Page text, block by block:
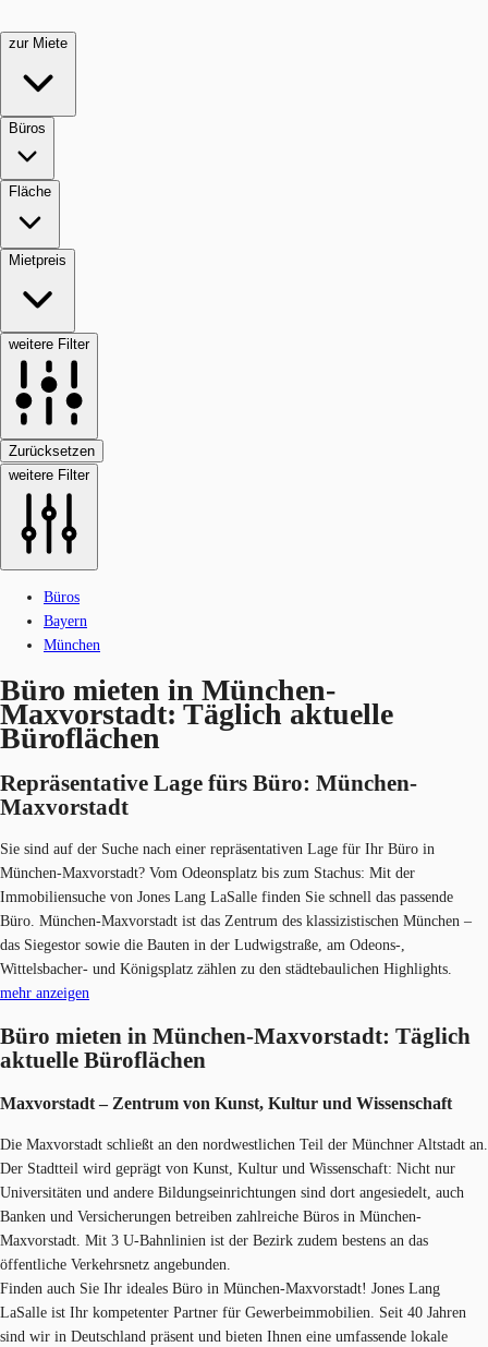
zur Miete
Büros
Fläche
Mietpreis
weitere Filter
Zurücksetzen
weitere Filter
Büros
Bayern
München
Büro mieten in München-
Maxvorstadt: Täglich aktuelle
Büroflächen
Repräsentative Lage fürs Büro: München-
Maxvorstadt
Sie sind auf der Suche nach einer repräsentativen Lage für Ihr Büro in
München-Maxvorstadt? Vom Odeonsplatz bis zum Stachus: Mit der
Immobiliensuche von Jones Lang LaSalle finden Sie schnell das passende
Büro. München-Maxvorstadt ist das Zentrum des klassizistischen München –
das Siegestor sowie die Bauten in der Ludwigstraße, am Odeons-,
Wittelsbacher- und Königsplatz zählen zu den städtebaulichen Highlights.
mehr anzeigen
Büro mieten in München-Maxvorstadt: Täglich
aktuelle Büroflächen
Maxvorstadt – Zentrum von Kunst, Kultur und Wissenschaft
Die Maxvorstadt schließt an den nordwestlichen Teil der Münchner Altstadt an.
Der Stadtteil wird geprägt von Kunst, Kultur und Wissenschaft: Nicht nur
Universitäten und andere Bildungseinrichtungen sind dort angesiedelt, auch
Banken und Versicherungen betreiben zahlreiche Büros in München-
Maxvorstadt. Mit 3 U-Bahnlinien ist der Bezirk zudem bestens an das
öffentliche Verkehrsnetz angebunden.
Finden auch Sie Ihr ideales Büro in München-Maxvorstadt! Jones Lang
LaSalle ist Ihr kompetenter Partner für Gewerbeimmobilien. Seit 40 Jahren
sind wir in Deutschland präsent und bieten Ihnen eine umfassende lokale